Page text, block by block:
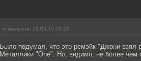
отправлено 18.03.16 09:23
Было подумал, что это ремэйк "Джони взял
Металлики "One". Но, видимо, не более чем